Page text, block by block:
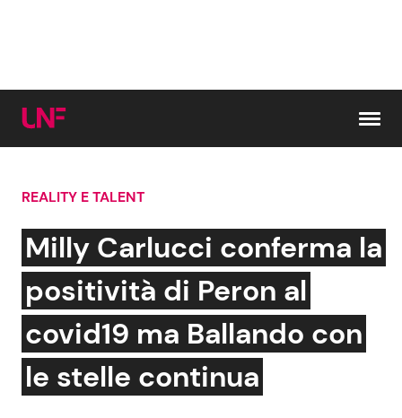
Cerca:
News e Cronaca
Attualità Italiana
Dal Mondo
Gossip e TV
Bellezze VIP
REALITY E TALENT
Milly Carlucci conferma la
positività di Peron al
covid19 ma Ballando con
le stelle continua